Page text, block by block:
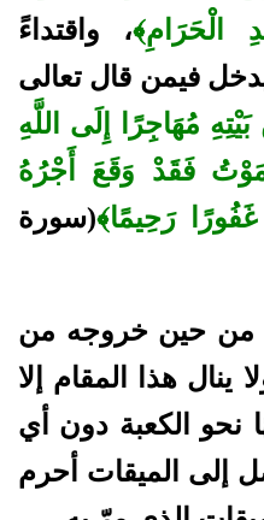
، واقتداءً
فيمن قال تعالى
مُهَاجِرًا إِلَى اللَّهِ
فَقَدْ وَقَعَ أَجْرُهُ
رَحِيمًا﴾(سورة
من حين خروجه من
ينال هذا المقام إلا
نحو الكعبة دون أي
إلى الميقات أحرم